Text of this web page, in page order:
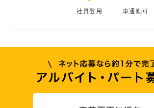
社員登用 車通勤可